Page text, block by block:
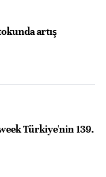
artış
Türkiye'nin 139.